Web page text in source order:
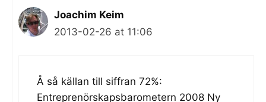
Joachim Keim
2013-02-26 at 11:06
Å så källan till siffran 72%:
Entreprenörskapsbarometern 2008 Ny